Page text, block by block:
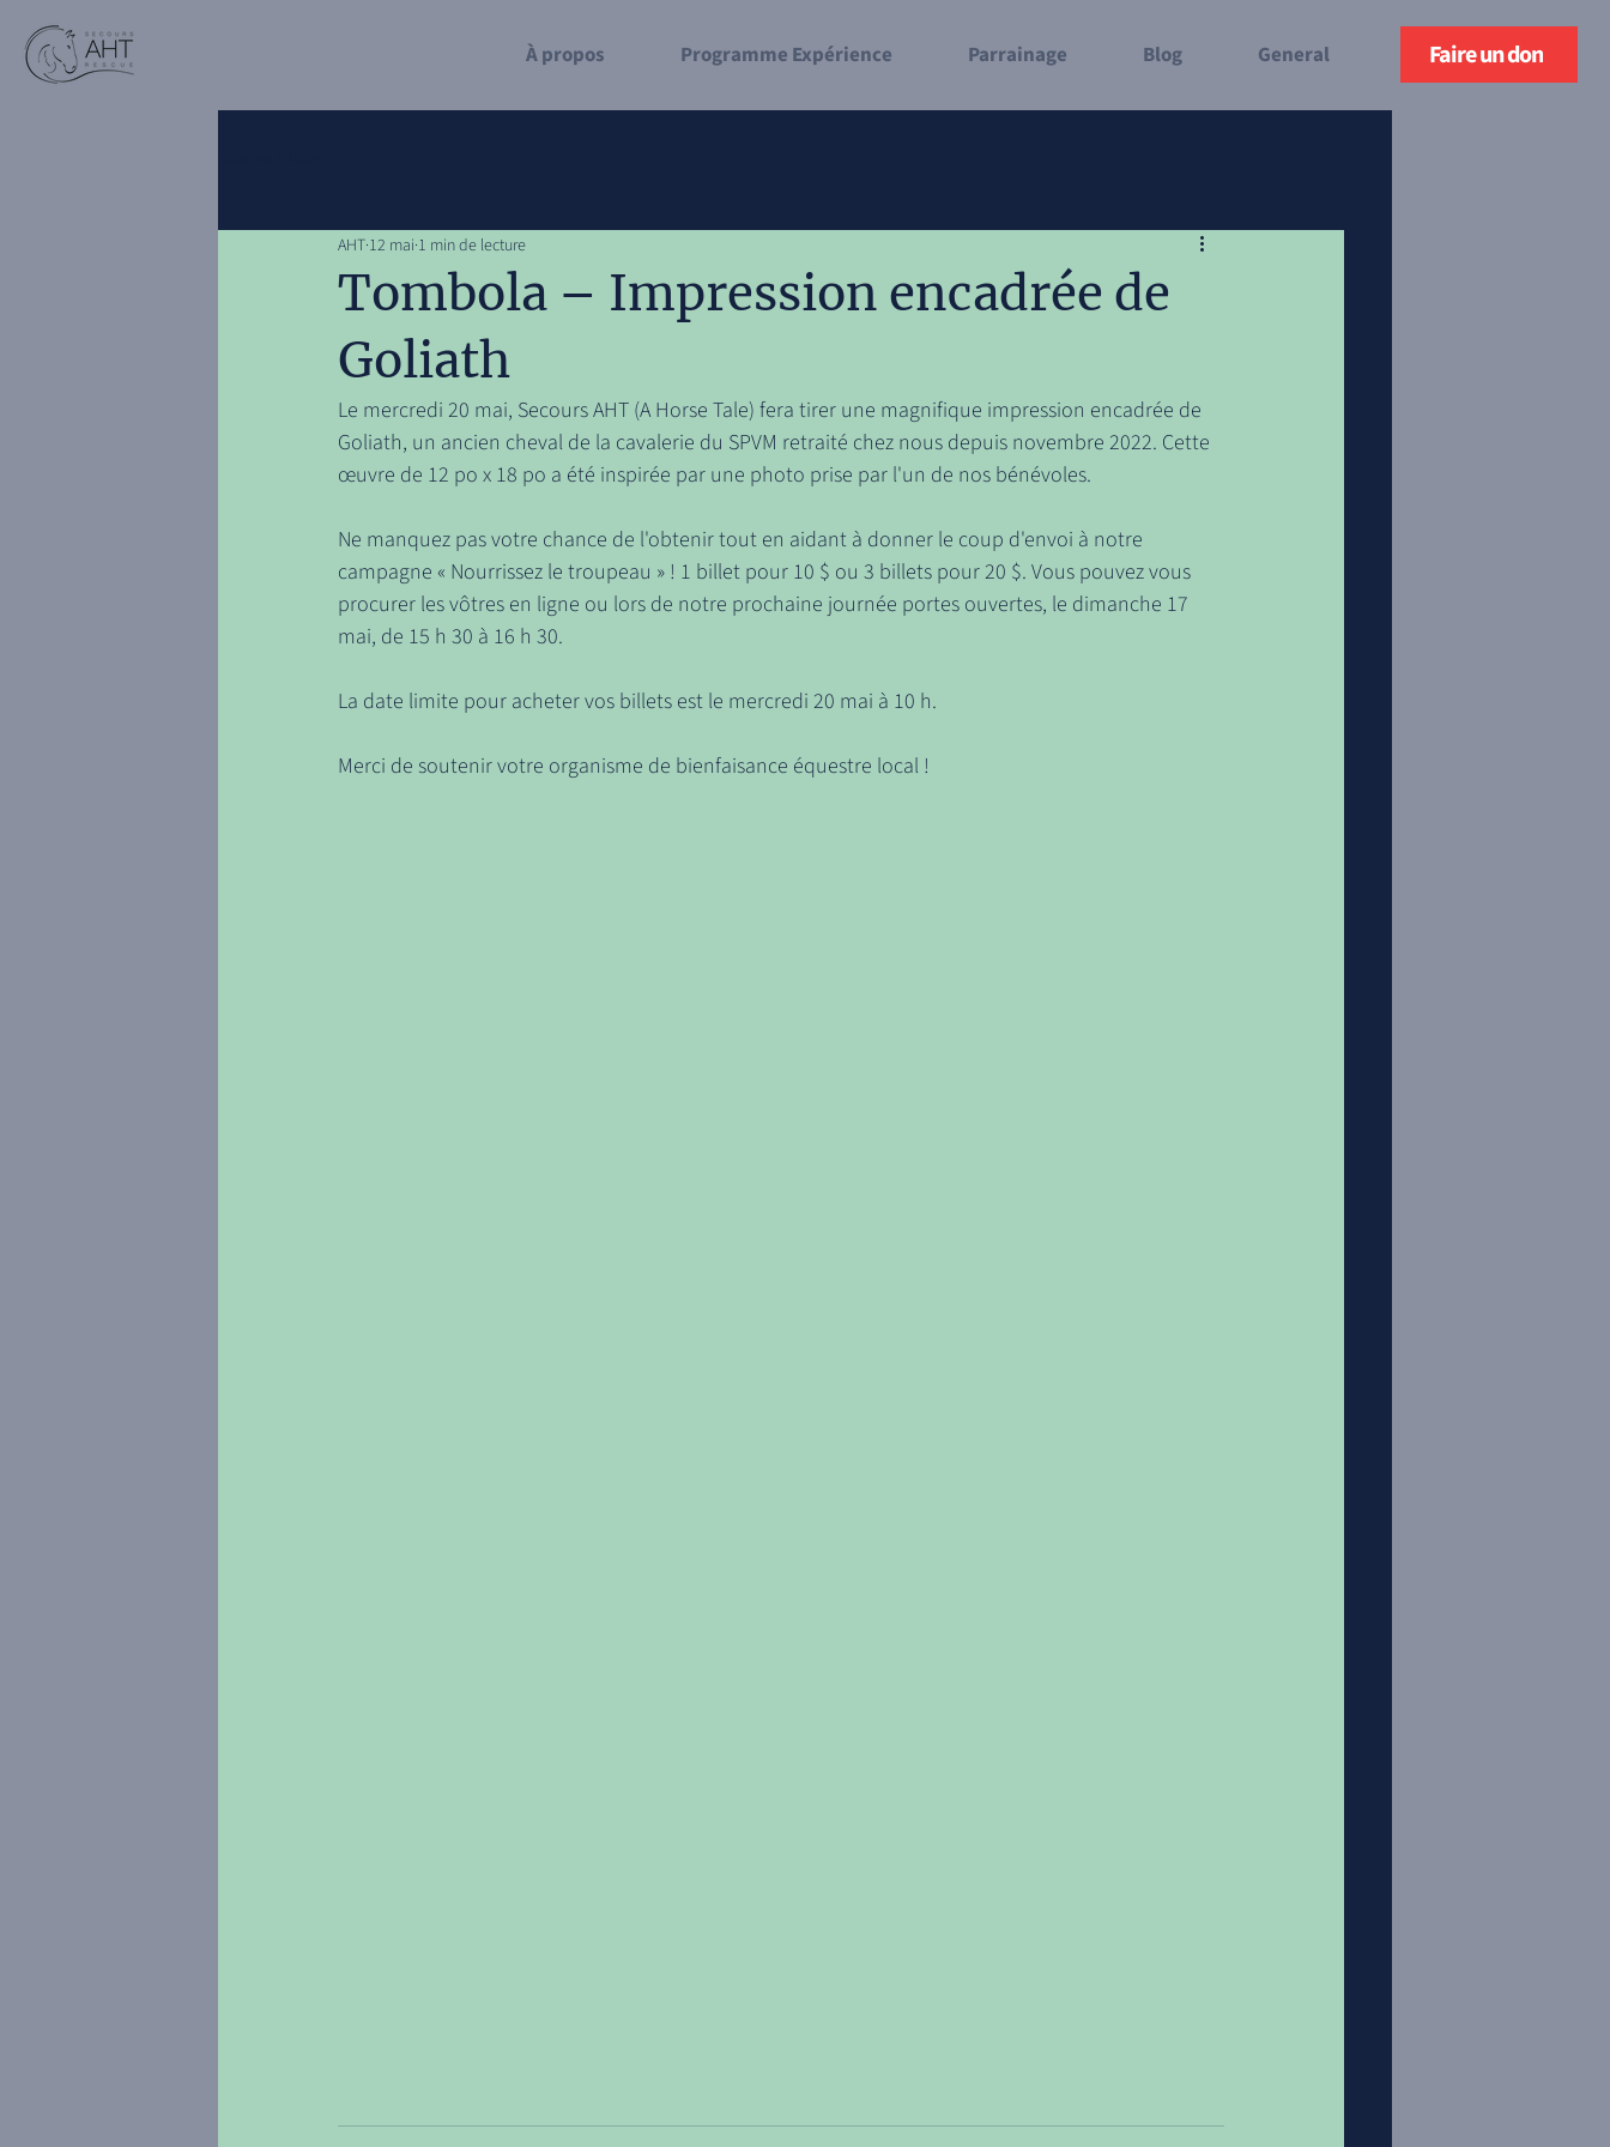
À propos Programme Expérience Parrainage Blog General Faire un don
Tombola – Impression encadrée de
Goliath
AHT 12 mai 1 min de lecture
Le mercredi 20 mai, Secours AHT (A Horse Tale) fera tirer une magnifique impression encadrée de
Goliath, un ancien cheval de la cavalerie du SPVM retraité chez nous depuis novembre 2022. Cette
œuvre de 12 po x 18 po a été inspirée par une photo prise par l'un de nos bénévoles.
Ne manquez pas votre chance de l'obtenir tout en aidant à donner le coup d'envoi à notre
campagne « Nourrissez le troupeau » ! 1 billet pour 10 $ ou 3 billets pour 20 $. Vous pouvez vous
procurer les vôtres en ligne ou lors de notre prochaine journée portes ouvertes, le dimanche 17
mai, de 15 h 30 à 16 h 30.
La date limite pour acheter vos billets est le mercredi 20 mai à 10 h.
Merci de soutenir votre organisme de bienfaisance équestre local !